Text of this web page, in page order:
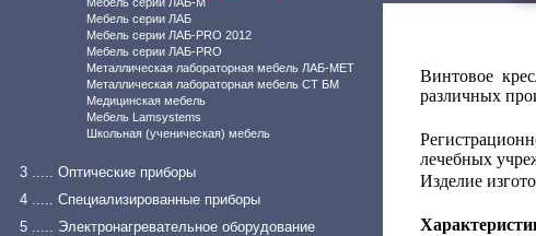
Мебель серии ЛАБ
Мебель серии ЛАБ-PRO 2012
Мебель серии ЛАБ-PRO
Металлическая лабораторная мебель ЛАБ-МЕТ
Металлическая лабораторная мебель СТ БМ
Медицинская мебель
Мебель Lamsystems
Школьная (ученическая) мебель
3 ..... Оптические приборы
4 ..... Специализированные приборы
5 ..... Электронагревательное оборудование
Винтовое
различных
лечебных
Изделие